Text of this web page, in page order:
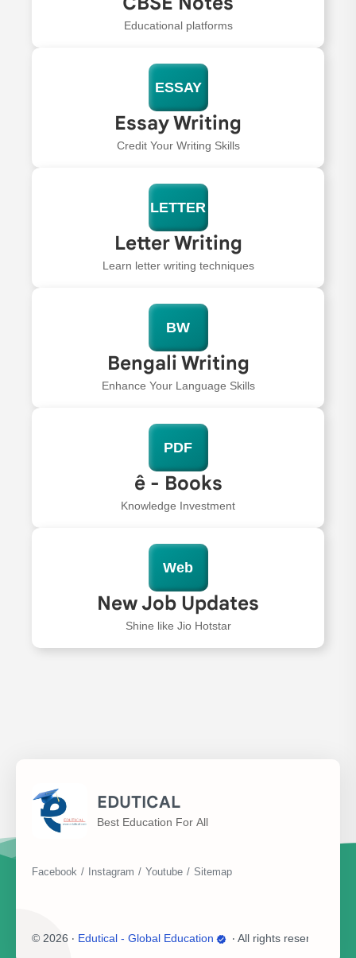
Educational platforms
ESSAY
Essay Writing
Credit Your Writing Skills
LETTER
Letter Writing
Learn letter writing techniques
BW
Bengali Writing
Enhance Your Language Skills
PDF
ê - Books
Knowledge Investment
Web
New Job Updates
Shine like Jio Hotstar
EDUTICAL
Best Education For All
© 2026 ‧ Edutical - Global Education ‧ All rights reserved.